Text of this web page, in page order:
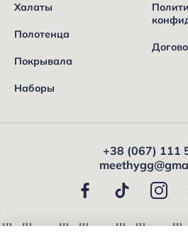
Халаты
Полотенца
Покрывала
Наборы
+38 (067) 111